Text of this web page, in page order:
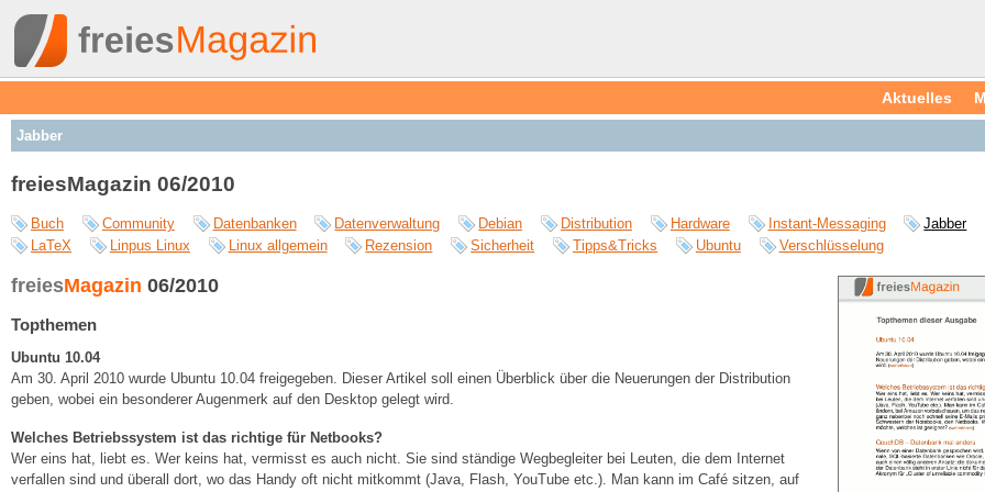
Aktuelles
Jabber
freiesMagazin 06/2010
Buch Community Datenbanken Datenverwaltung Debian Distribution Hardware Instant-Messaging
Jabber
LaTeX
Linpus Linux Linux allgemein Rezension Sicherheit Tipps&Tricks Ubuntu Verschlüsselung
freiesMagazin 06/2010
Topthemen
Ubuntu 10.04
Am 30. April 2010 wurde Ubuntu 10.04 freigegeben. Dieser Artikel soll einen Überblick über die Neuerungen der Distribution
geben, wobei ein besonderer Augenmerk auf den Desktop gelegt wird.
Welches Betriebssystem ist das richtige für Netbooks?
Wer eins hat, liebt es. Wer keins hat, vermisst es auch nicht. Sie sind ständige Wegbegleiter bei Leuten, die dem Internet
verfallen sind und überall dort, wo das Handy oft nicht mitkommt (Java, Flash, YouTube etc.). Man kann im Café sitzen, auf